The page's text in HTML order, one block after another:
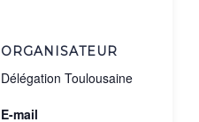
ORGANISATEUR
Délégation Toulousaine
E-mail